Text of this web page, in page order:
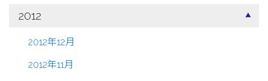
2012
2012年12月
2012年11月